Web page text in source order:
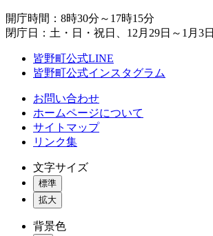
開庁時間：8時30分～17時15分
閉庁日：土・日・祝日、12月29日～1月3日
皆野町公式LINE
皆野町公式インスタグラム
お問い合わせ
ホームページについて
サイトマップ
リンク集
文字サイズ
標準
拡大
背景色